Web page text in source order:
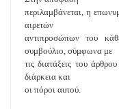
περιλαμβάνεται, η
αιρετών
αντιπροσώπων του
συμβούλιο, σύμφωνα με
τις διατάξεις του
διάρκεια και
οι πόροι αυτού.